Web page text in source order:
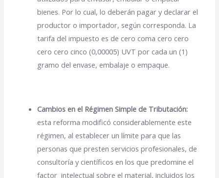
bienes. Por lo cual, lo deberán pagar y declarar el
productor o importador, según corresponda. La
tarifa del impuesto es de cero coma cero cero
cero cero cinco (0,00005) UVT por cada un (1)
gramo del envase, embalaje o empaque.
Cambios en el Régimen Simple de Tributación:
esta reforma modificó considerablemente este
régimen, al establecer un límite para que las
personas que presten servicios profesionales, de
consultoría y científicos en los que predomine el
factor intelectual sobre el material, incluidos los